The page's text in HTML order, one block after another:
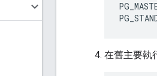
在舊主要執